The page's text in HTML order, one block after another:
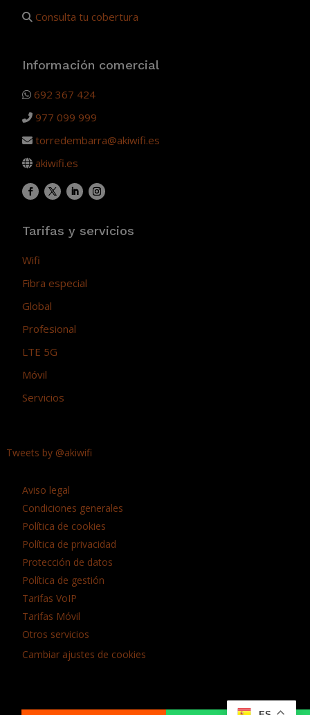
Consulta tu cobertura
Información comercial
692 367 424
977 099 999
torredembarra@akiwifi.es
akiwifi.es
Tarifas y servicios
Wifi
Fibra especial
Global
Profesional
LTE 5G
Móvil
Servicios
Tweets by @akiwifi
Aviso legal
Condiciones generales
Política de cookies
Política de privacidad
Protección de datos
Política de gestión
Tarifas VoIP
Tarifas Móvil
Otros servicios
Cambiar ajustes de cookies